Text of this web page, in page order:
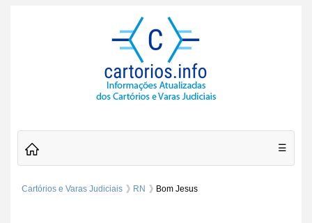
☰
Cartórios e Varas Judiciais RN Bom Jesus